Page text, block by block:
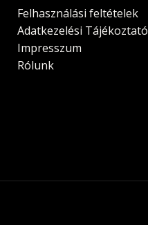
Felhasználási feltételek
Adatkezelési Tájékoztató
Impresszum
Rólunk